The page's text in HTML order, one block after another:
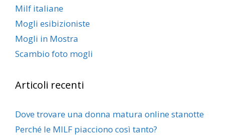
Milf italiane
Mogli esibizioniste
Mogli in Mostra
Scambio foto mogli
Articoli recenti
Dove trovare una donna matura online stanotte
Perché le MILF piacciono così tanto?